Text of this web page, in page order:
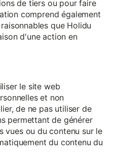
de tiers ou pour faire
comprend également
que Holidu
d'une action en
le site web
et non
de ne pas utiliser de
permettant de générer
vues ou du contenu sur le
du contenu du